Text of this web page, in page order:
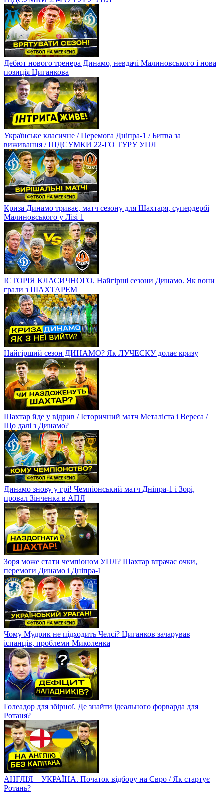
Дебют нового тренера Динамо, невдачі Малиновського і нова
позиція Циганкова
Українське класичне / Перемога Дніпра-1 / Битва за
виживання / ПІДСУМКИ 22-ГО ТУРУ УПЛ
Криза Динамо триває, матч сезону для Шахтаря, супердербі
Малиновського у Лізі 1
ІСТОРІЯ КЛАСИЧНОГО. Найгірші сезони Динамо. Як вони
грали з ШАХТАРЕМ
Найгірший сезон ДИНАМО? Як ЛУЧЕСКУ долає кризу
Шахтар йде у відрив / Історичний матч Металіста і Вереса /
Що далі з Динамо?
Динамо знову у грі! Чемпіонський матч Дніпра-1 і Зорі,
провал Зінченка в АПЛ
Зоря може стати чемпіоном УПЛ? Шахтар втрачає очки,
перемоги Динамо і Дніпра-1
Чому Мудрик не підходить Челсі? Циганков зачарував
іспанців, проблеми Миколенка
Голеадор для збірної. Де знайти ідеального форварда для
Ротаня?
АНГЛІЯ – УКРАЇНА. Початок відбору на Євро / Як стартує
Ротань?